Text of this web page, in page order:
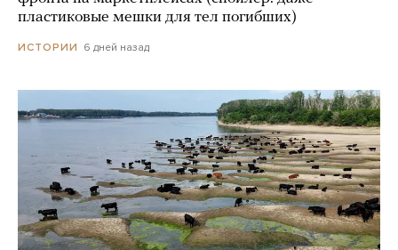
пластиковые мешки для тел погибших)
ИСТОРИИ 6 дней назад